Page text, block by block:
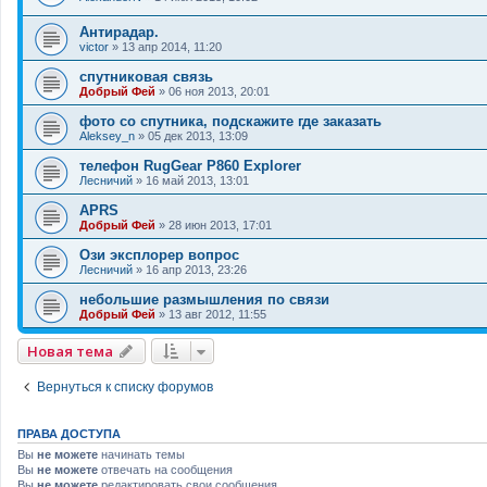
Антирадар.
victor » 13 апр 2014, 11:20
спутниковая связь
Добрый Фей » 06 ноя 2013, 20:01
фото со спутника, подскажите где заказать
Aleksey_n » 05 дек 2013, 13:09
телефон RugGear P860 Explorer
Лесничий » 16 май 2013, 13:01
APRS
Добрый Фей » 28 июн 2013, 17:01
Ози эксплорер вопрос
Лесничий » 16 апр 2013, 23:26
небольшие размышления по связи
Добрый Фей » 13 авг 2012, 11:55
Новая тема
Вернуться к списку форумов
ПРАВА ДОСТУПА
Вы не можете начинать темы
Вы не можете отвечать на сообщения